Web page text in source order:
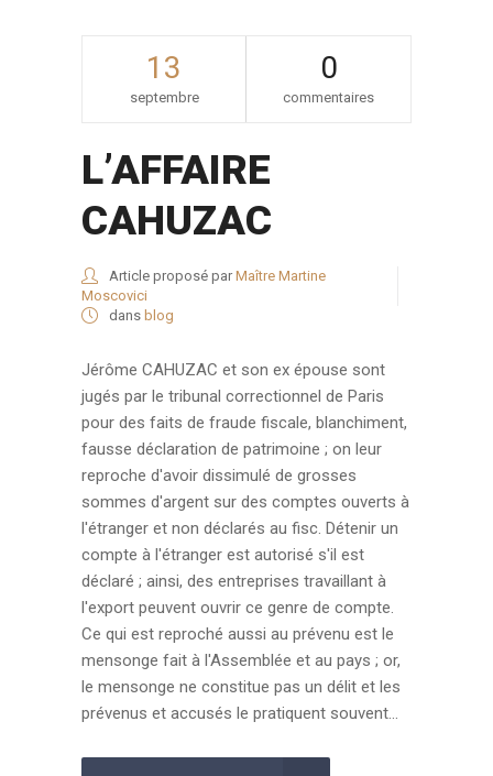
13
septembre
0
commentaires
L’AFFAIRE
CAHUZAC
Article proposé par Maître Martine
Moscovici
dans blog
Jérôme CAHUZAC et son ex épouse sont
jugés par le tribunal correctionnel de Paris
pour des faits de fraude fiscale, blanchiment,
fausse déclaration de patrimoine ; on leur
reproche d'avoir dissimulé de grosses
sommes d'argent sur des comptes ouverts à
l'étranger et non déclarés au fisc. Détenir un
compte à l'étranger est autorisé s'il est
déclaré ; ainsi, des entreprises travaillant à
l'export peuvent ouvrir ce genre de compte.
Ce qui est reproché aussi au prévenu est le
mensonge fait à l'Assemblée et au pays ; or,
le mensonge ne constitue pas un délit et les
prévenus et accusés le pratiquent souvent...